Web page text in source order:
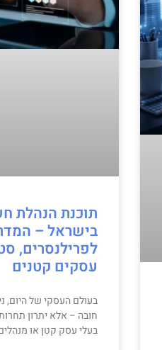
תוכנת הנהלת
בישראל –
לפרילנסרים,
עסקים קטנים
בעולם העסקי של היום,
חובה – אלא יתרון
בעלי עסק קטן או